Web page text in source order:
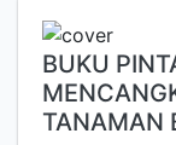
BUKU
TANAMAN